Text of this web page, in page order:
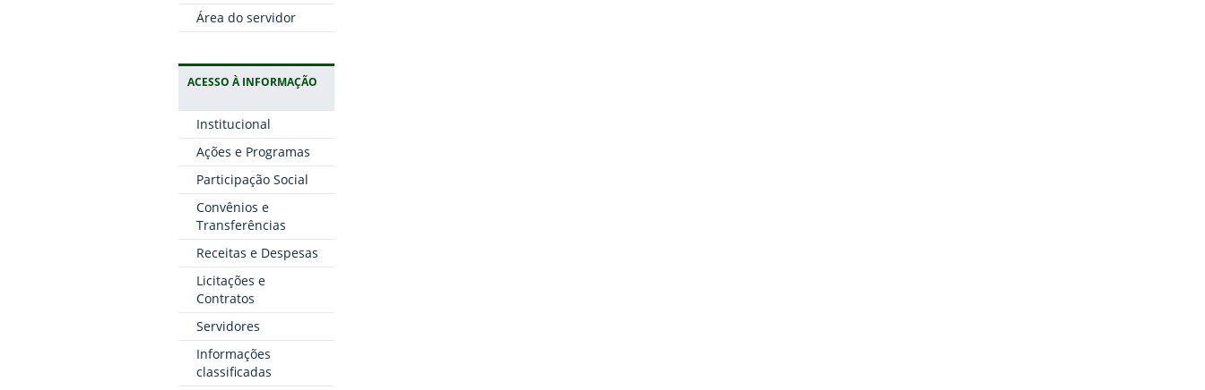
Área do servidor
ACESSO À INFORMAÇÃO
Institucional
Ações e Programas
Participação Social
Convênios e
Transferências
Receitas e Despesas
Licitações e
Contratos
Servidores
Informações
classificadas